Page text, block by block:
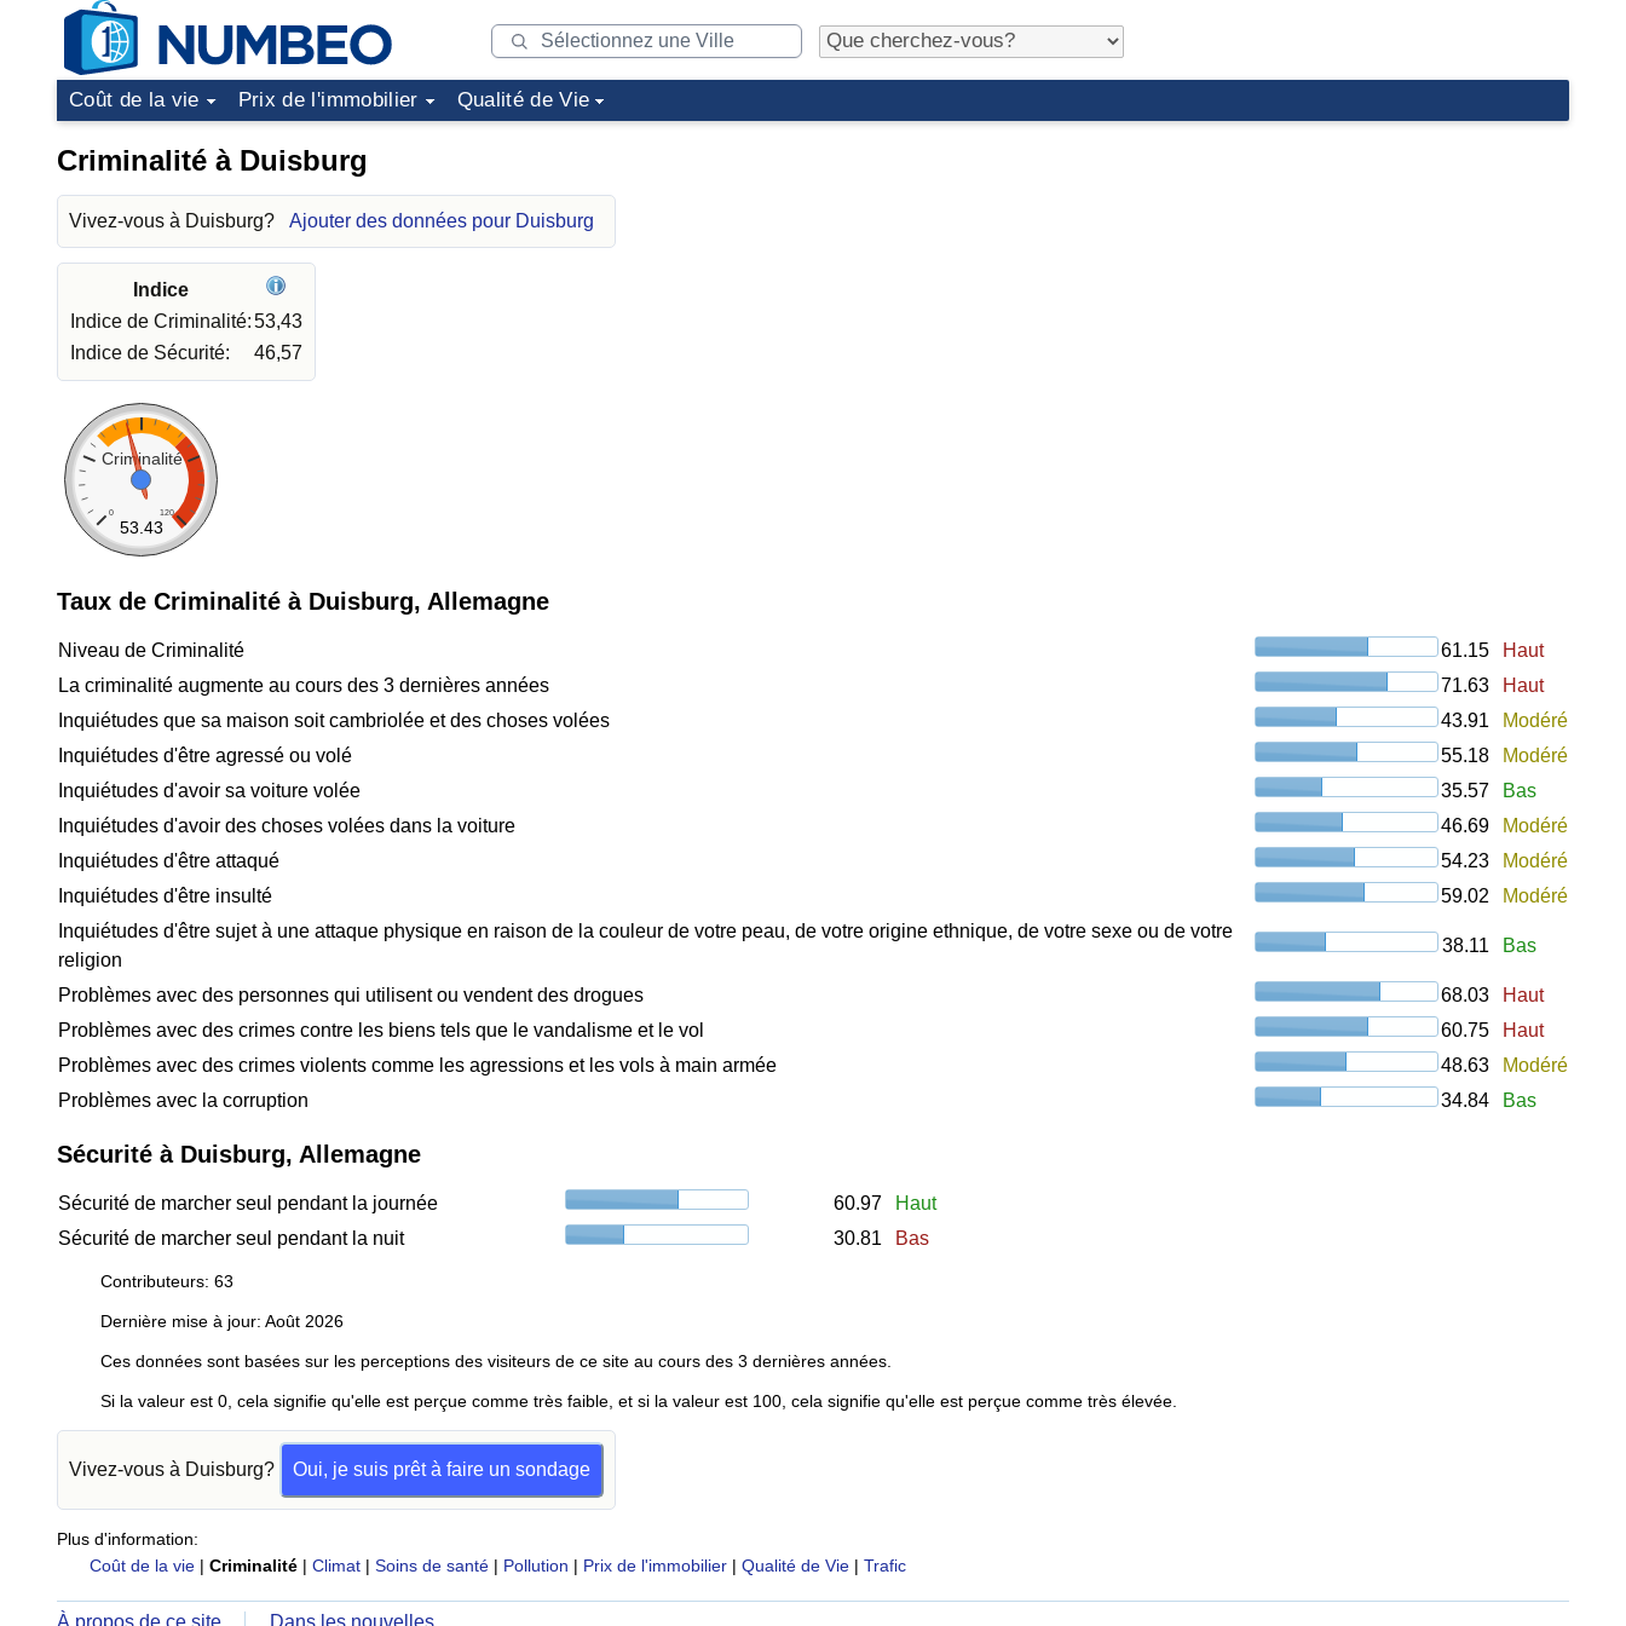
Coût de la vie Prix de l'immobilier Qualité de Vie
Criminalité à Duisburg
Vivez-vous à Duisburg? Ajouter des données pour Duisburg
Indice
Indice de Criminalité:53,43
Indice de Sécurité:
46,57
Criminalité
0 120
53.43
Taux de Criminalité à Duisburg, Allemagne
Niveau de Criminalité 61.15
Haut
La criminalité augmente au cours des 3 dernières années
71.63
Haut
Inquiétudes que sa maison soit cambriolée et des choses volées
43.91
Modéré
Inquiétudes d'être agressé ou volé
55.18
Modéré
Inquiétudes d'avoir sa voiture volée
35.57
Bas
Inquiétudes d'avoir des choses volées dans la voiture
46.69
Modéré
Inquiétudes d'être attaqué
54.23
Modéré
Inquiétudes d'être insulté
59.02
Modéré
Inquiétudes d'être sujet à une attaque physique en raison de la couleur de votre peau, de votre origine ethnique, de votre sexe ou de votre
religion
38.11 Bas
Problèmes avec des personnes qui utilisent ou vendent des drogues 68.03
Haut
Problèmes avec des crimes contre les biens tels que le vandalisme et le vol
60.75
Haut
Problèmes avec des crimes violents comme les agressions et les vols à main armée
48.63
Modéré
Problèmes avec la corruption
34.84 Bas
Sécurité à Duisburg, Allemagne
Sécurité de marcher seul pendant la journée 60.97
Haut
Sécurité de marcher seul pendant la nuit
30.81 Bas
Contributeurs: 63
Dernière mise à jour: Août 2026
Ces données sont basées sur les perceptions des visiteurs de ce site au cours des 3 dernières années.
Si la valeur est 0, cela signifie qu'elle est perçue comme très faible, et si la valeur est 100, cela signifie qu'elle est perçue comme très élevée.
Vivez-vous à Duisburg? Oui, je suis prêt à faire un sondage
Plus d'information:
Coût de la vie | Criminalité | Climat | Soins de santé | Pollution | Prix de l'immobilier | Qualité de Vie | Trafic
À propos de ce site Dans les nouvelles